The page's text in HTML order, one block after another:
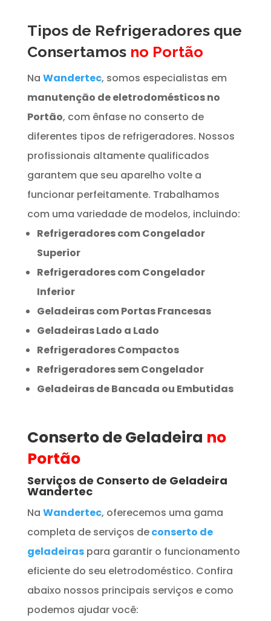
Tipos de Refrigeradores que
Consertamos no Portão
Na Wandertec, somos especialistas em
manutenção de eletrodomésticos no
Portão, com ênfase no conserto de
diferentes tipos de refrigeradores. Nossos
profissionais altamente qualificados
garantem que seu aparelho volte a
funcionar perfeitamente. Trabalhamos
com uma variedade de modelos, incluindo:
Refrigeradores com Congelador
Superior
Refrigeradores com Congelador
Inferior
Geladeiras com Portas Francesas
Geladeiras Lado a Lado
Refrigeradores Compactos
Refrigeradores sem Congelador
Geladeiras de Bancada ou Embutidas
Conserto de Geladeira no
Portão
Serviços de Conserto de Geladeira
Wandertec
Na Wandertec, oferecemos uma gama
completa de serviços deconserto de
geladeiraspara garantir o funcionamento
eficiente do seu eletrodoméstico. Confira
abaixo nossos principais serviços e como
podemos ajudar você: